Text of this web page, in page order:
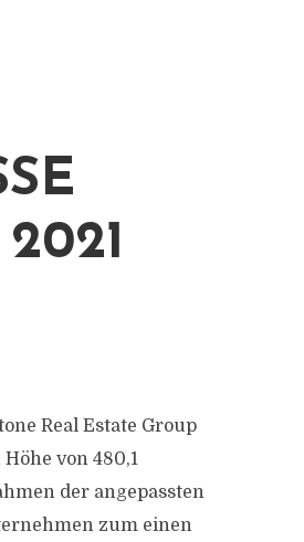
Real Estate Group
von 480,1
der angepassten
zum einen